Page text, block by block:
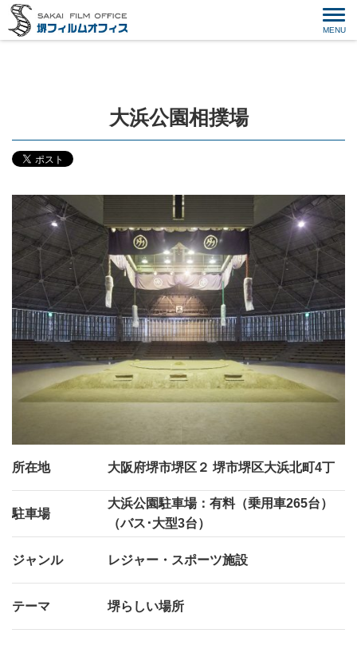
大浜公園相撲場
所在地 大阪府堺市堺区２ 堺市堺区大浜北町4丁
駐車場
大浜公園駐車場：有料（乗用車265台）
（バス･大型3台）
ジャンル レジャー・スポーツ施設
テーマ 堺らしい場所